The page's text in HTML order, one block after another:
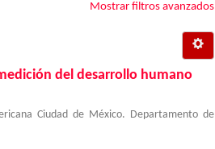
Mostrar filtros avanzados
del desarrollo humano
Ciudad de México. Departamento de